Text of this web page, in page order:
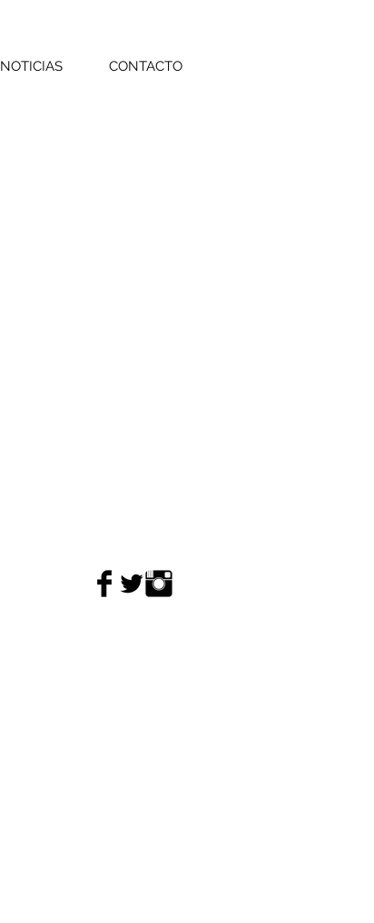
NOTICIAS CONTACTO